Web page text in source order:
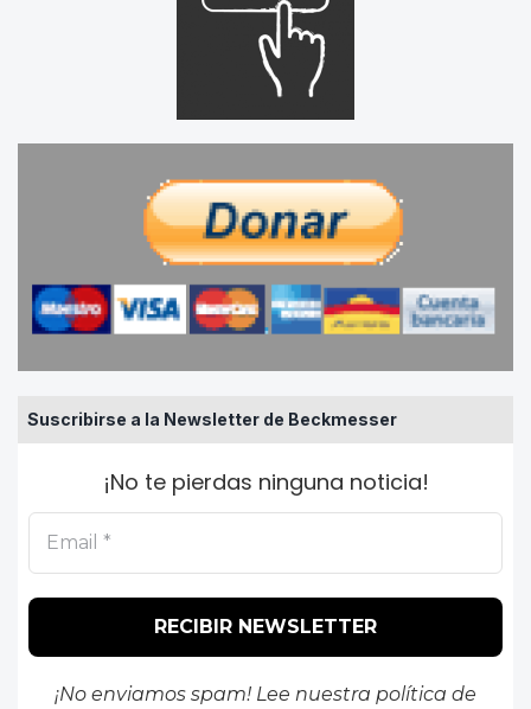
Suscribirse a la Newsletter de Beckmesser
¡No te pierdas ninguna noticia!
¡No enviamos spam! Lee nuestra política de